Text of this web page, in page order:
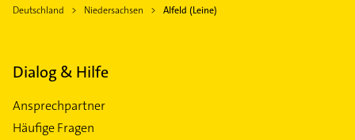
Deutschland Niedersachsen Alfeld (Leine)
Dialog & Hilfe
Ansprechpartner
Häufige Fragen